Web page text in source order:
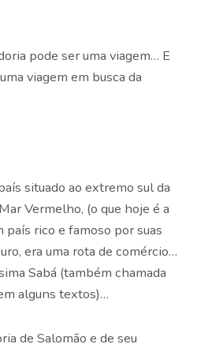
pode ser uma viagem… E
viagem em busca da
situado ao extremo sul da
Vermelho, (o que hoje é a
país rico e famoso por suas
era uma rota de comércio…
Sabá (também chamada
alguns textos)…
de Salomão e de seu